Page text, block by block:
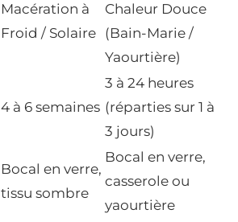
Macération à
Froid / Solaire
Chaleur Douce
(Bain-Marie /
Yaourtière)
4 à 6 semaines
3 à 24 heures
(réparties sur 1 à
3 jours)
Bocal en verre,
tissu sombre
Bocal en verre,
casserole ou
yaourtière